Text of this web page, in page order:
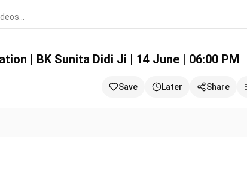
| BK Sunita Didi Ji | 14 June | 06:00 PM
Save Later Share